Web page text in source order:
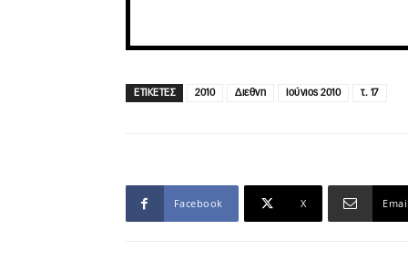
ΕΤΙΚΕΤΕΣ 2010 Διεθνη Ιούνιος 2010 τ. 17
Facebook X Email